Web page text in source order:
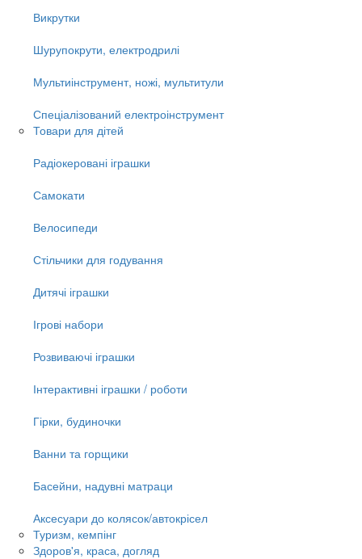
Викрутки
Шурупокрути, електродрилі
Мультиінструмент, ножі, мультитули
Спеціалізований електроінструмент
Товари для дітей
Радіокеровані іграшки
Самокати
Велосипеди
Стільчики для годування
Дитячі іграшки
Ігрові набори
Розвиваючі іграшки
Інтерактивні іграшки / роботи
Гірки, будиночки
Ванни та горщики
Басейни, надувні матраци
Аксесуари до колясок/автокрісел
Туризм, кемпінг
Здоров'я, краса, догляд